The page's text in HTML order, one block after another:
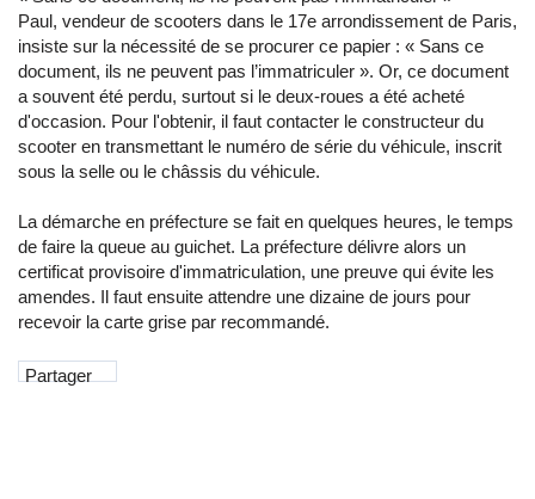
Paul, vendeur de scooters dans le 17e arrondissement de Paris,
insiste sur la nécessité de se procurer ce papier : « Sans ce
document, ils ne peuvent pas l’immatriculer ». Or, ce document
a souvent été perdu, surtout si le deux-roues a été acheté
d'occasion. Pour l'obtenir, il faut contacter le constructeur du
scooter en transmettant le numéro de série du véhicule, inscrit
sous la selle ou le châssis du véhicule.
La démarche en préfecture se fait en quelques heures, le temps
de faire la queue au guichet. La préfecture délivre alors un
certificat provisoire d'immatriculation, une preuve qui évite les
amendes. Il faut ensuite attendre une dizaine de jours pour
recevoir la carte grise par recommandé.
Partager